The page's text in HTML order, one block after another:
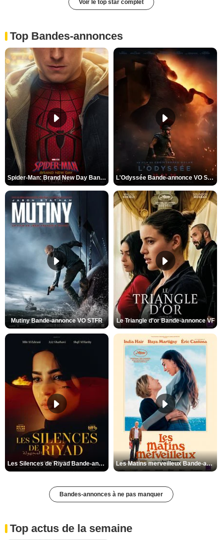
Voir le top star complet
Top Bandes-annonces
Spider-Man: Brand New Day Bande-annonce VO STFR L'Odyssée Bande-annonce VO STFR
Mutiny Bande-annonce VO STFR Le Triangle d'or Bande-annonce VF
Les Silences de Riyad Bande-annonce VO STFR Les Matins merveilleux Bande-annonce VF
Bandes-annonces à ne pas manquer
Top actus de la semaine